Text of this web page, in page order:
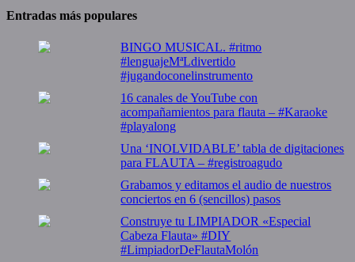
Entradas más populares
BINGO MUSICAL. #ritmo
#lenguajeMªLdivertido
#jugandoconelinstrumento
16 canales de YouTube con
acompañamientos para flauta – #Karaoke
#playalong
Una ‘INOLVIDABLE’ tabla de digitaciones
para FLAUTA – #registroagudo
Grabamos y editamos el audio de nuestros
conciertos en 6 (sencillos) pasos
Construye tu LIMPIADOR «Especial
Cabeza Flauta» #DIY
#LimpiadorDeFlautaMolón